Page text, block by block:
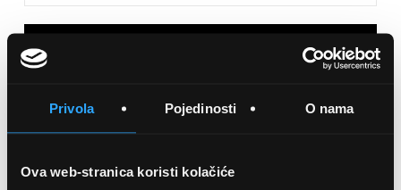
Privola Pojedinosti O nama
Ova web-stranica koristi kolačiće